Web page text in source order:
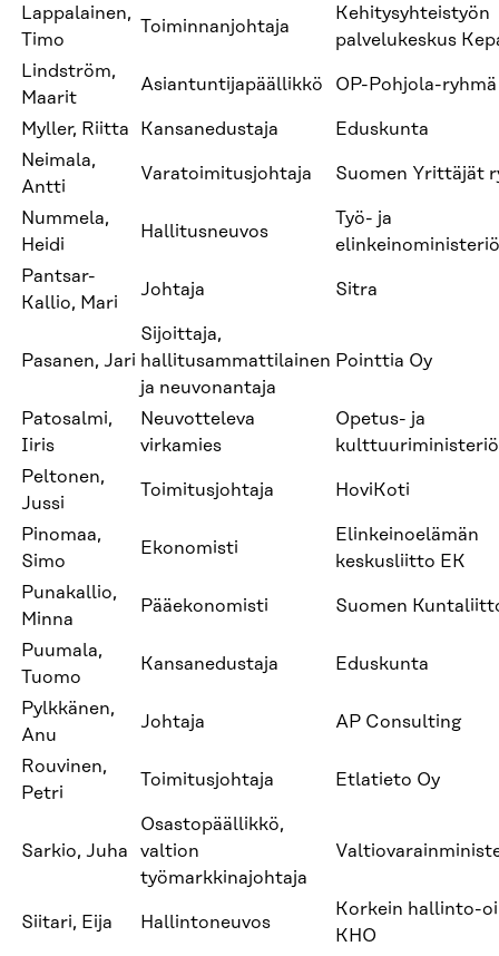
Lappalainen,
Timo
Toiminnanjohtaja
Kehitysyhteistyön
palvelukeskus
Lindström,
Maarit
Asiantuntijapäällikkö OP-Pohjola-ryhmä
Myller, Riitta Kansanedustaja
Eduskunta
Neimala,
Antti
Varatoimitusjohtaja Suomen Yrittäjät
Nummela,
Heidi
Hallitusneuvos
Työ- ja
elinkeinoministeriö
Pantsar-
Kallio, Mari
Johtaja Sitra
Pasanen, Jari
Sijoittaja,
hallitusammattilainen
ja neuvonantaja
Pointtia Oy
Patosalmi,
Iiris
Neuvotteleva
virkamies
Opetus- ja
kulttuuriministeriö
Peltonen,
Jussi
Toimitusjohtaja HoviKoti
Pinomaa,
Simo
Ekonomisti
Elinkeinoelämän
keskusliitto EK
Punakallio,
Minna
Pääekonomisti Suomen
Puumala,
Tuomo
Kansanedustaja Eduskunta
Pylkkänen,
Anu
Johtaja AP Consulting
Rouvinen,
Petri
Toimitusjohtaja Etlatieto Oy
Sarkio, Juha
Osastopäällikkö,
valtion
työmarkkinajohtaja
Siitari, Eija Hallintoneuvos
Korkein hallinto-
KHO